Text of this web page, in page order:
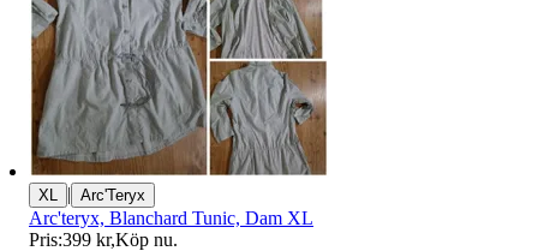
XL | Arc'Teryx
Arc'teryx, Blanchard Tunic, Dam XL
Pris:399 kr,Köp nu.